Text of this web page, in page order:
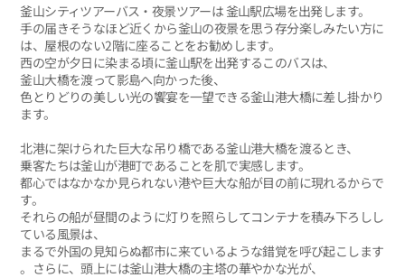
釜山シティツアーバス・夜景ツアーは 釜山駅広場を出発します。
手の届きそうなほど近くから釜山の夜景を思う存分楽しみたい方に
は、屋根のない2階に座ることをお勧めします。
西の空が夕日に染まる頃に釜山駅を出発するこのバスは、
釜山大橋を渡って影島へ向かった後、
色とりどりの美しい光の饗宴を一望できる釜山港大橋に差し掛かり
ます。
北港に架けられた巨大な吊り橋である釜山港大橋を渡るとき、
乗客たちは釜山が港町であることを肌で実感します。
都心ではなかなか見られない港や巨大な船が目の前に現れるからで
す。
それらの船が昼間のように灯りを照らしてコンテナを積み下ろしし
ている風景は、
まるで外国の見知らぬ都市に来ているような錯覚を呼び起こします
。さらに、頭上には釜山港大橋の主塔の華やかな光が、